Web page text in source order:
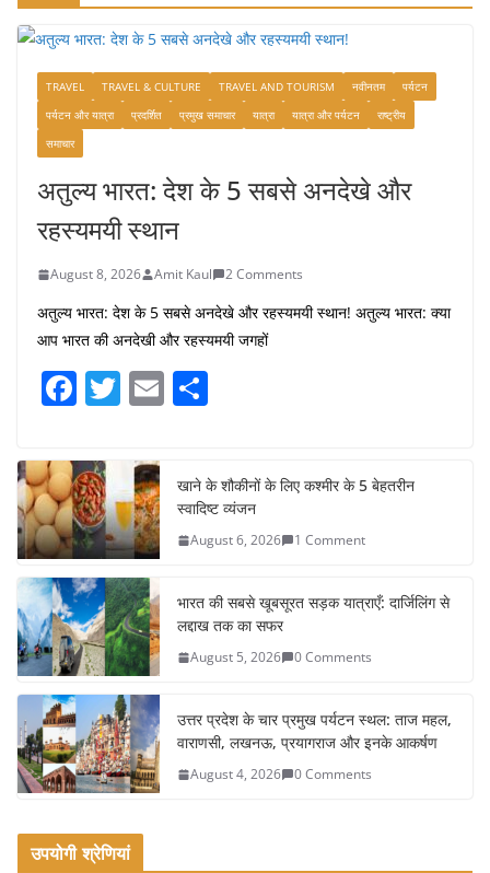
TRAVEL TRAVEL & CULTURE TRAVEL AND TOURISM नवीनतम
पर्यटन
पर्यटन और यात्रा
प्रदर्शित प्रमुख समाचार यात्रा यात्रा और पर्यटन
राष्ट्रीय
समाचार
अतुल्य भारत: देश के 5 सबसे अनदेखे और
रहस्यमयी स्थान
August 8, 2026 Amit Kaul 2 Comments
अतुल्य भारत: देश के 5 सबसे अनदेखे और रहस्यमयी स्थान! अतुल्य भारत: क्या
आप भारत की अनदेखी और रहस्यमयी जगहों
F
c
e
b
o
o
k
T
itt
er
E
e
खाने के शौकीनों के लिए कश्मीर के 5 बेहतरीन
स्वादिष्ट व्यंजन
August 6, 2026 1 Comment
भारत की सबसे खूबसूरत सड़क यात्राएँ: दार्जिलिंग से
लद्दाख तक का सफर
August 5, 2026 0 Comments
उत्तर प्रदेश के चार प्रमुख पर्यटन स्थल: ताज महल,
वाराणसी, लखनऊ, प्रयागराज और इनके आकर्षण
August 4, 2026 0 Comments
उपयोगी श्रेणियां